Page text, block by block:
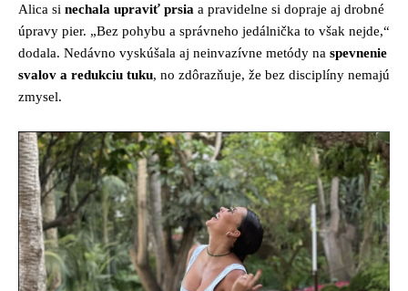
Alica si nechala upraviť prsia a pravidelne si dopraje aj drobné
úpravy pier. „Bez pohybu a správneho jedálnička to však nejde,“
dodala. Nedávno vyskúšala aj neinvazívne metódy na spevnenie
svalov a redukciu tuku, no zdôrazňuje, že bez disciplíny nemajú
zmysel.